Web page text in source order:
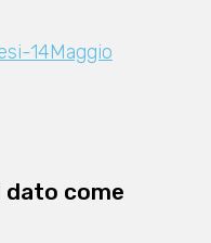
14Maggio
dato come